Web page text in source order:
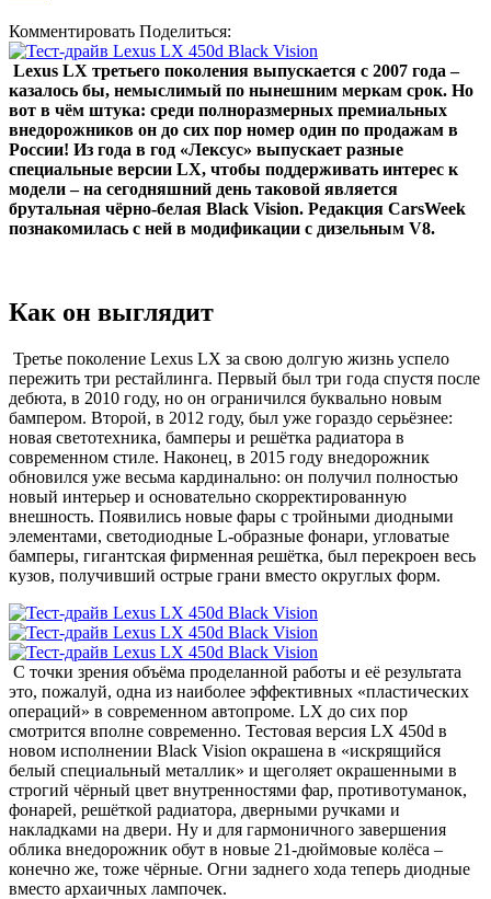
Комментировать Поделиться:
Lexus LX третьего поколения выпускается с 2007 года –
казалось бы, немыслимый по нынешним меркам срок. Но
вот в чём штука: среди полноразмерных премиальных
внедорожников он до сих пор номер один по продажам в
России! Из года в год «Лексус» выпускает разные
специальные версии LX, чтобы поддерживать интерес к
модели – на сегодняшний день таковой является
брутальная чёрно-белая Black Vision. Редакция CarsWeek
познакомилась с ней в модификации с дизельным V8.
Как он выглядит
Третье поколение Lexus LX за свою долгую жизнь успело
пережить три рестайлинга. Первый был три года спустя после
дебюта, в 2010 году, но он ограничился буквально новым
бампером. Второй, в 2012 году, был уже гораздо серьёзнее:
новая светотехника, бамперы и решётка радиатора в
современном стиле. Наконец, в 2015 году внедорожник
обновился уже весьма кардинально: он получил полностью
новый интерьер и основательно скорректированную
внешность. Появились новые фары с тройными диодными
элементами, светодиодные L-образные фонари, угловатые
бамперы, гигантская фирменная решётка, был перекроен весь
кузов, получивший острые грани вместо округлых форм.
С точки зрения объёма проделанной работы и её результата
это, пожалуй, одна из наиболее эффективных «пластических
операций» в современном автопроме. LX до сих пор
смотрится вполне современно. Тестовая версия LX 450d в
новом исполнении Black Vision окрашена в «искрящийся
белый специальный металлик» и щеголяет окрашенными в
строгий чёрный цвет внутренностями фар, противотуманок,
фонарей, решёткой радиатора, дверными ручками и
накладками на двери. Ну и для гармоничного завершения
облика внедорожник обут в новые 21-дюймовые колёса –
конечно же, тоже чёрные. Огни заднего хода теперь диодные
вместо архаичных лампочек.